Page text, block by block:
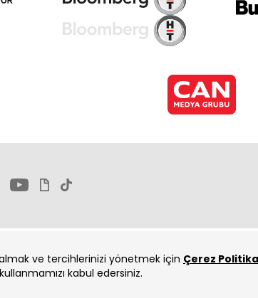
ve tercihlerinizi yönetmek için Çerez
kabul edersiniz.